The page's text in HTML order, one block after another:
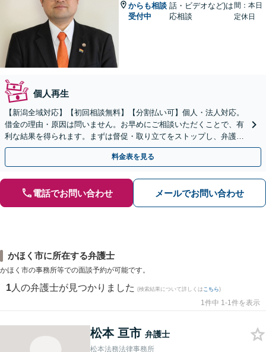
からも相談
受付中
話・ビデオなど)は
応相談
間：本日
定休日
個人再生
【新潟全域対応】【初回相談無料】【分割払い可】個人・法人対応。
借金の理由・原因は問いません。お早めにご相談いただくことで、有
利な結果を得られます。まずは督促・取り立てをストップし、弁護士
とともに最善の解決策を話し合いましょう。【駐車場有】
料金表を見る
電話でお問い合わせ メールでお問い合わせ
かほく市に所在する弁護士
かほく市の事務所等での面談予約が可能です。
1 人の弁護士が見つかりました (検索結果について詳しくは こちら)
1件中 1-1件を表示
松本 亘市 弁護士
松本法務法律事務所